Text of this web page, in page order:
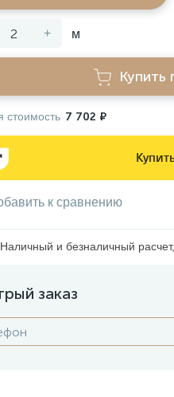
+ м
Купить
7 702 ₽
к сравнению
Наличный и безналичный
заказ